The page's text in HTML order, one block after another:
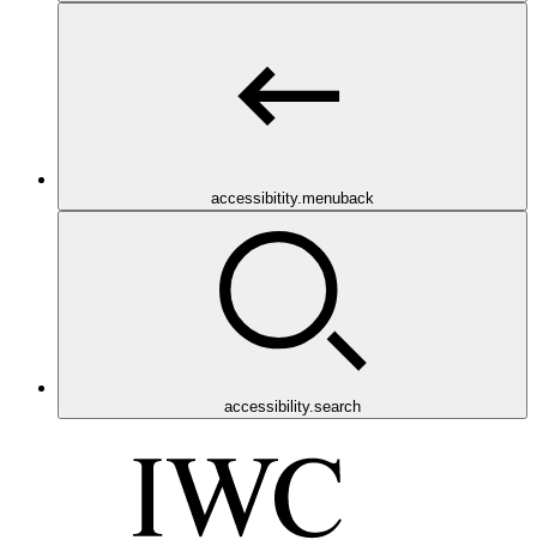
accessibitity.menuback
accessibility.search